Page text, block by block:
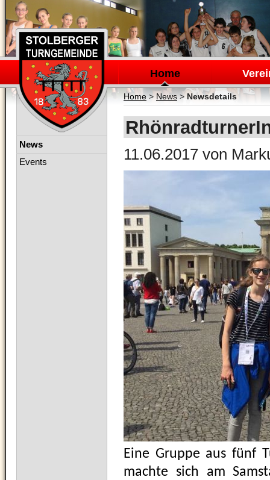
Navigation
überspringen
Home
Home> News>Newsdetails
11.06.2017 von
Eine Gruppe aus fünf
machte sich am
Navigation
News
Events